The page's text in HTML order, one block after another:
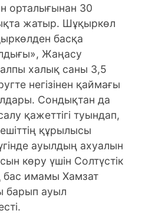
орталығынан 30
жатыр. Шұқыркөл
басқа
Жаңасу
халық саны 3,5
негізінен қаймағы
Сондықтан да
қажеттігі туындап,
құрылысы
ауылдың ахуалын
көру үшін Солтүстік
бас имамы Хамзат
барып ауыл